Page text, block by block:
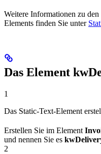
Weitere Informationen zu
Elements finden Sie unter
Das Element
1
Das Static-Text-Element
Erstellen Sie im Element
und nennen Sie es
2